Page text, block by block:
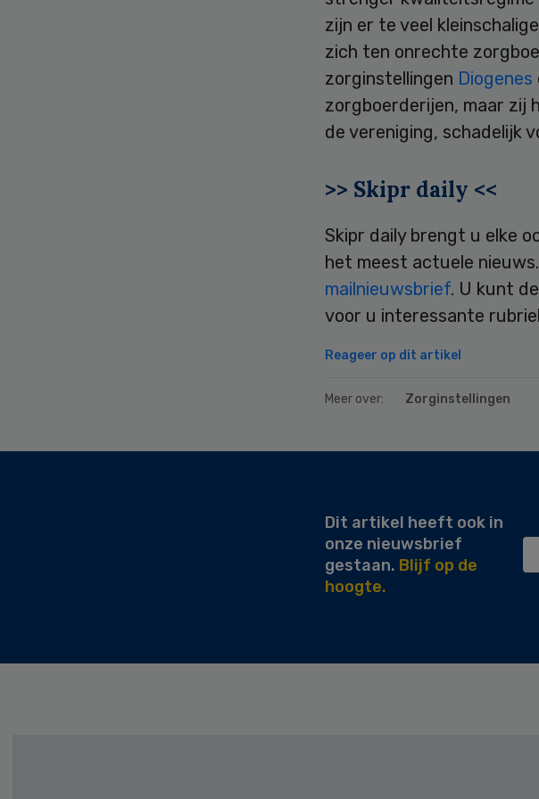
zijn er te veel
zich ten onrechte
zorginstellingen Diogenes
zorgboerderijen, maar zij
de vereniging, schadelijk
>> Skipr daily <<
Skipr daily brengt u elke
het meest actuele nieuws.
mailnieuwsbrief. U kunt
voor u interessante
Reageer op dit artikel
Meer over: Zorginstellingen
Dit artikel heeft ook in
onze nieuwsbrief
gestaan. Blijf op de
hoogte.